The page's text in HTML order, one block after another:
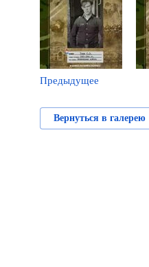
Предыдущее
Вернуться в галерею